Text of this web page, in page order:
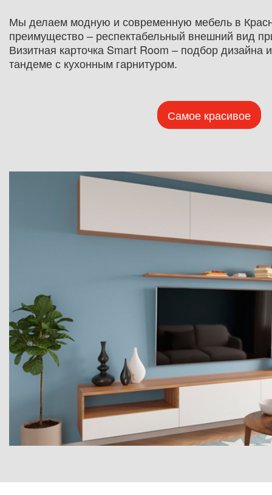
Мы делаем модную и современную мебель в
преимущество – респектабельный внешний вид
Визитная карточка Smart Room – подбор дизайна
тандеме с кухонным гарнитуром.
Самое красивое